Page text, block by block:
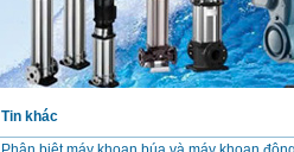
Tin khác